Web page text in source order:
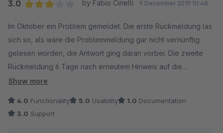
3.0
by Fabio Cinelli 9 December 2019 10:48
Im Oktober ein Problem gemeldet. Die erste Rückmeldung las
sich so, als wäre die Problemmeldung gar nicht vernünftig
gelesen worden, die Antwort ging daran vorbei. Die zweite
Rückmeldung 6 Tage nach erneutem Hinweis auf die
eigentliche Problematik wurde mit einem "Problem so nicht
melden uns..." kommentiert. Dann seit Oktober keine
Rückmeldung mehr. Im Dezember habe ich mich erdreistet mal
Show more
4.0 Functionality 5.0 Usability 1.0 Documentation
3.0 Support